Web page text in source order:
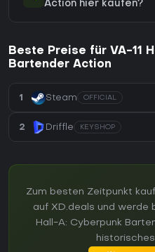
Action hier kaufen?
Beste Preise für VA-11
Bartender Action
1 Steam OFFICIAL
2 Driffle KEYSHOP
Zum besten Zeitpunkt
auf XD.deals und werde
Hall-A: Cyberpunk